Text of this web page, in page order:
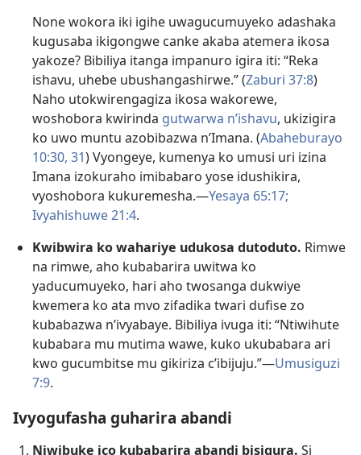
None wokora iki igihe uwagucumuyeko adashaka
kugusaba ikigongwe canke akaba atemera ikosa
yakoze? Bibiliya itanga impanuro igira iti: “Reka
ishavu, uhebe ubushangashirwe.” (Zaburi 37:8)
Naho utokwirengagiza ikosa wakorewe,
woshobora kwirinda gutwarwa n’ishavu, ukizigira
ko uwo muntu azobibazwa n’Imana. (Abaheburayo
10:30, 31) Vyongeye, kumenya ko umusi uri izina
Imana izokuraho imibabaro yose idushikira,
vyoshobora kukuremesha.​—Yesaya 65:17;
Ivyahishuwe 21:4.
Kwibwira ko wahariye udukosa dutoduto. Rimwe
na rimwe, aho kubabarira uwitwa ko
yaducumuyeko, hari aho twosanga dukwiye
kwemera ko ata mvo zifadika twari dufise zo
kubabazwa n’ivyabaye. Bibiliya ivuga iti: “Ntiwihute
kubabara mu mutima wawe, kuko ukubabara ari
kwo gucumbitse mu gikiriza c’ibijuju.”​—Umusiguzi
7:9.
Ivyogufasha guharira abandi
Niwibuke ico kubabarira abandi bisigura. Si